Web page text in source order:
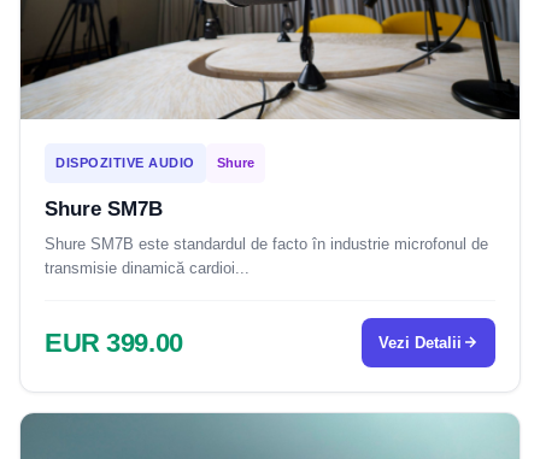
DISPOZITIVE AUDIO Shure
Shure SM7B
Shure SM7B este standardul de facto în industrie microfonul de
transmisie dinamică cardioi...
EUR 399.00 Vezi Detalii